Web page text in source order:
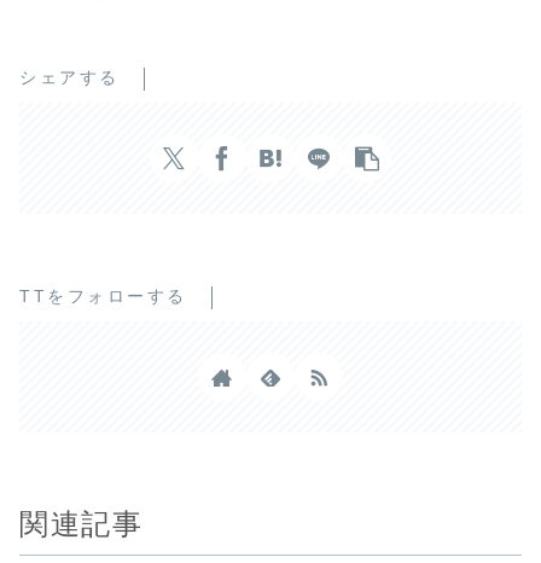
シェアする
TTをフォローする
関連記事